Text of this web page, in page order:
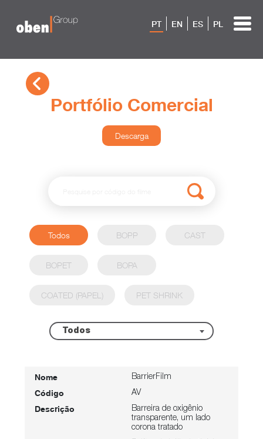
PT EN ES PL
Portfólio Comercial
Descarga
Todos BOPP CAST
BOPET BOPA
COATED (PAPEL) PET SHRINK
Todos
BarrierFilm
AV
Barreira de oxigênio
transparente, um lado
corona tratado